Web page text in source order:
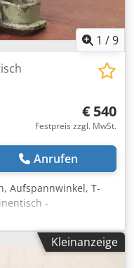
1 /9
€ 540
Festpreis zzgl. MwSt.
Anrufen
Aufspannwinkel, T-
-
schwenkbar -Achsen:
-Abmessung ges.:
Aneu Tlgledjck
Kleinanzeige